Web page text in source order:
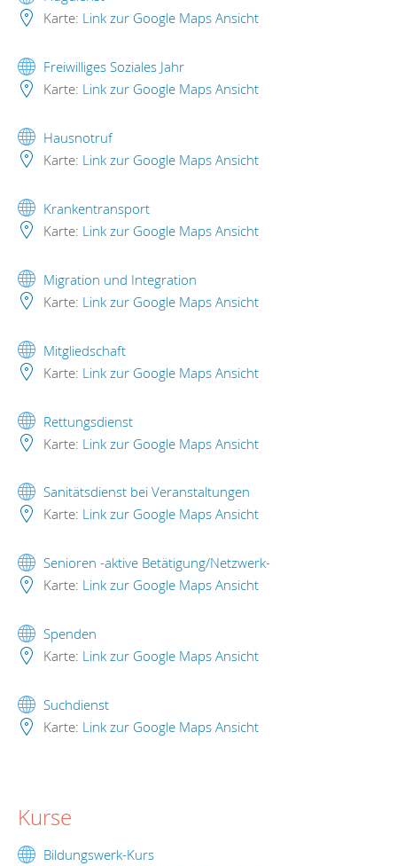
Karte: Link zur Google Maps Ansicht
Freiwilliges Soziales Jahr
Karte: Link zur Google Maps Ansicht
Hausnotruf
Karte: Link zur Google Maps Ansicht
Krankentransport
Karte: Link zur Google Maps Ansicht
Migration und Integration
Karte: Link zur Google Maps Ansicht
Mitgliedschaft
Karte: Link zur Google Maps Ansicht
Rettungsdienst
Karte: Link zur Google Maps Ansicht
Sanitätsdienst bei Veranstaltungen
Karte: Link zur Google Maps Ansicht
Senioren -aktive Betätigung/Netzwerk-
Karte: Link zur Google Maps Ansicht
Spenden
Karte: Link zur Google Maps Ansicht
Suchdienst
Karte: Link zur Google Maps Ansicht
Kurse
Bildungswerk-Kurs